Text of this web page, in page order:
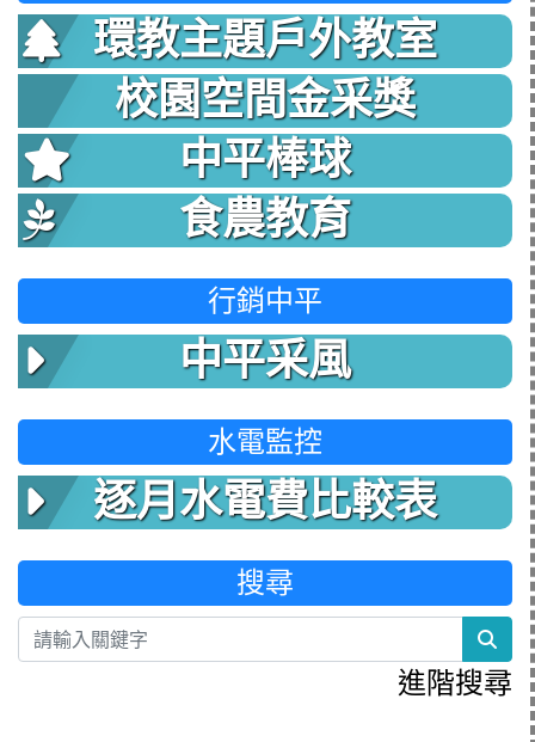
環教主題戶外教室
校園空間金采獎
中平棒球
食農教育
行銷中平
中平采風
水電監控
逐月水電費比較表
搜尋
進階搜尋